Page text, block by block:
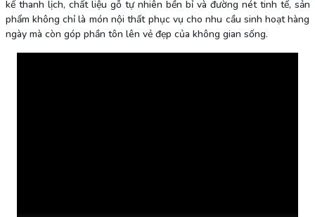
kế thanh lịch, chất liệu gỗ tự nhiên bền bỉ và đường nét tinh tế, sản
phẩm không chỉ là món nội thất phục vụ cho nhu cầu sinh hoạt hàng
ngày mà còn góp phần tôn lên vẻ đẹp của không gian sống.